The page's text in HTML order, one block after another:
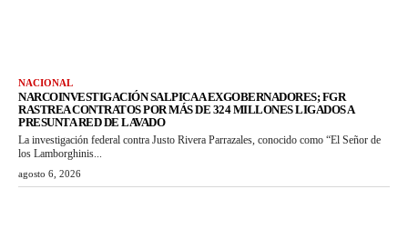
NACIONAL
NARCOINVESTIGACIÓN SALPICA A EXGOBERNADORES; FGR
RASTREA CONTRATOS POR MÁS DE 324 MILLONES LIGADOS A
PRESUNTA RED DE LAVADO
La investigación federal contra Justo Rivera Parrazales, conocido como “El Señor de
los Lamborghinis...
agosto 6, 2026